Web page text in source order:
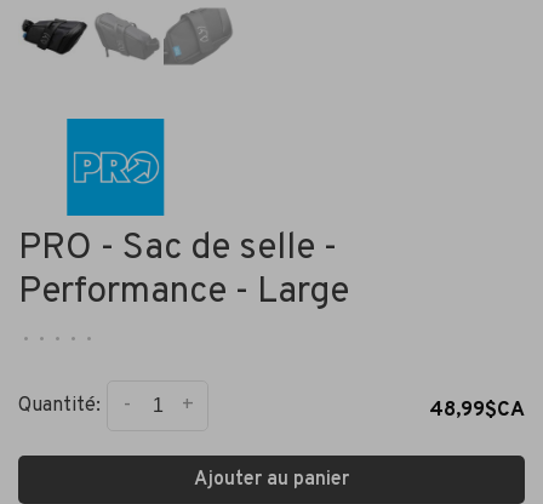
PRO - Sac de selle -
Performance - Large
• • • • •
Quantité: +
- 48,99$CA
Ajouter au panier